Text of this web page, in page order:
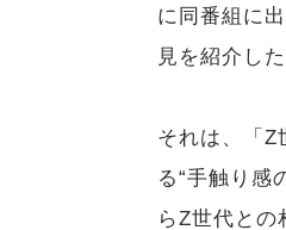
に同番組に
見を紹介した
それは、「Z
る“手触り感
らZ世代との